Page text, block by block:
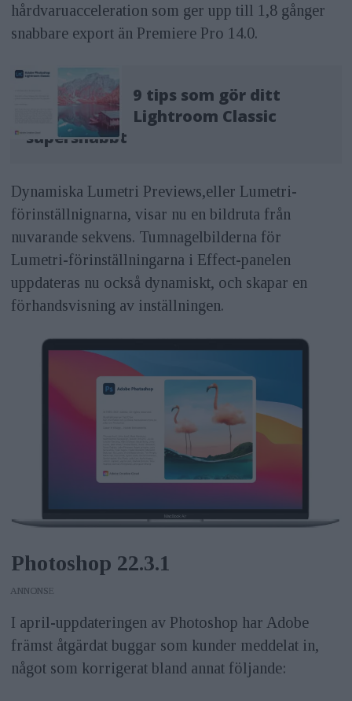
hårdvaruacceleration som ger upp till 1,8 gånger
snabbare export än Premiere Pro 14.0.
9 tips som gör ditt
Lightroom Classic
supersnabbt
Dynamiska Lumetri Previews,eller Lumetri-
förinställnignarna, visar nu en bildruta från
nuvarande sekvens. Tumnagelbilderna för
Lumetri-förinställningarna i Effect-panelen
uppdateras nu också dynamiskt, och skapar en
förhandsvisning av inställningen.
Photoshop 22.3.1
ANNONS
I april-uppdateringen av Photoshop har Adobe
främst åtgärdat buggar som kunder meddelat in,
något som korrigerat bland annat följande: